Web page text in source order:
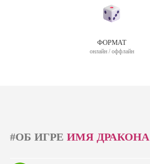
ФОРМАТ
онлайн / оффлайн
#ОБ ИГРЕ ИМЯ ДРАКОНА